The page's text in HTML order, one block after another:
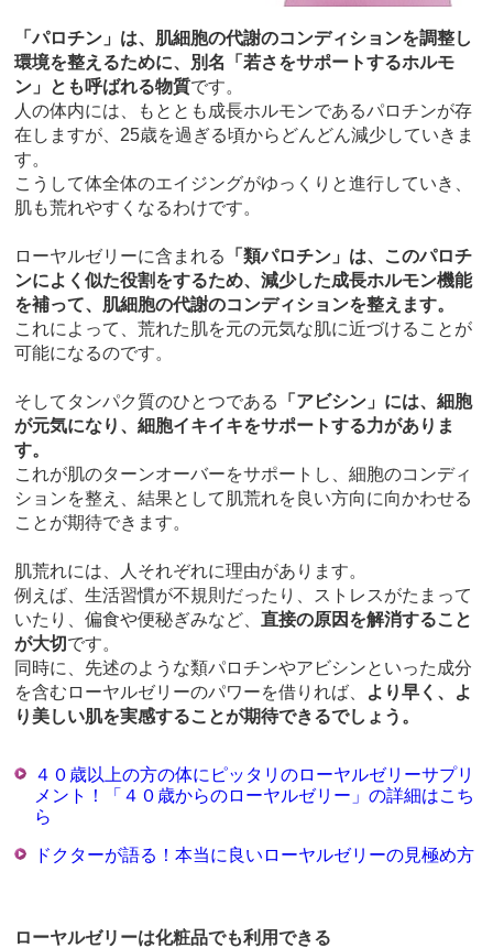
「パロチン」は、肌細胞の代謝のコンディションを調整し
環境を整えるために、別名「若さをサポートするホルモ
ン」とも呼ばれる物質です。
人の体内には、もととも成長ホルモンであるパロチンが存
在しますが、25歳を過ぎる頃からどんどん減少していきま
す。
こうして体全体のエイジングがゆっくりと進行していき、
肌も荒れやすくなるわけです。
ローヤルゼリーに含まれる
「類パロチン」は、このパロチ
ンによく似た役割をするため、減少した成長ホルモン機能
を補って、肌細胞の代謝のコンディションを整えます。
これによって、荒れた肌を元の元気な肌に近づけることが
可能になるのです。
そしてタンパク質のひとつである
「アビシン」には、細胞
が元気になり、細胞イキイキをサポートする力がありま
す。
これが肌のターンオーバーをサポートし、細胞のコンディ
ションを整え、結果として肌荒れを良い方向に向かわせる
ことが期待できます。
肌荒れには、人それぞれに理由があります。
例えば、生活習慣が不規則だったり、ストレスがたまって
いたり、偏食や便秘ぎみなど、直接の原因を解消すること
が大切 です。
同時に、先述のような類パロチンやアビシンといった成分
を含むローヤルゼリーのパワーを借りれば、 より早く、よ
り美しい肌を実感することが期待できるでしょう。
４０歳以上の方の体にピッタリのローヤルゼリーサプリ
メント！「４０歳からのローヤルゼリー」の詳細はこち
ら
ドクターが語る！本当に良いローヤルゼリーの見極め方
ローヤルゼリーは化粧品でも利用できる